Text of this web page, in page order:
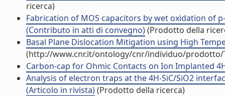
ricerca)
Fabrication of MOS capacitors by wet oxidation of
(Contributo in atti di convegno)(Prodotto della
Basal Plane Dislocation Mitigation using High
(http://www.cnr.it/ontology/cnr/individuo/prodotto/
Carbon-cap for Ohmic Contacts on Ion Implanted
Analysis of electron traps at the 4H-SiC/SiO2
(Articolo in rivista)(Prodotto della ricerca)